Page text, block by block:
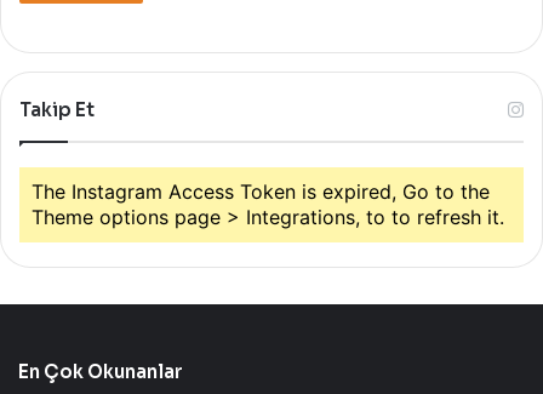
Takip Et
The Instagram Access Token is expired, Go to the
Theme options page > Integrations, to to refresh it.
En Çok Okunanlar